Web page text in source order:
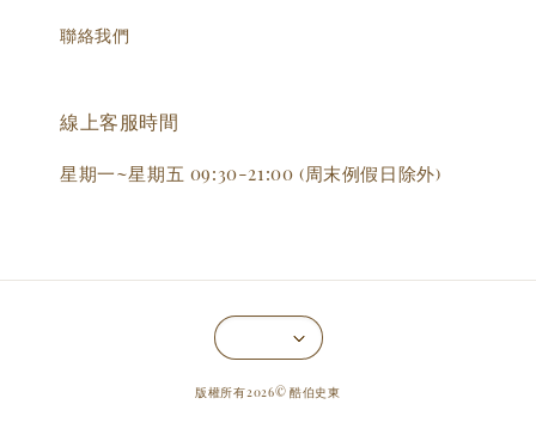
聯絡我們
線上客服時間
星期一~星期五 09:30-21:00 (周末例假日除外)
版權所有2026© 酷伯史東